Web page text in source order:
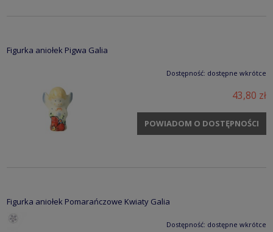
Figurka aniołek Pigwa Galia
Dostępność: dostępne wkrótce
43,80 zł
POWIADOM O DOSTĘPNOŚCI
Figurka aniołek Pomarańczowe Kwiaty Galia
Dostępność: dostępne wkrótce